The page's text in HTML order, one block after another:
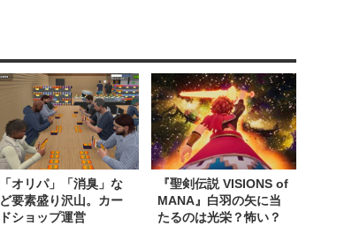
「オリパ」「消臭」な
ど要素盛り沢山。カー
ドショップ運営
『聖剣伝説 VISIONS of
MANA』白羽の矢に当
たるのは光栄？怖い？